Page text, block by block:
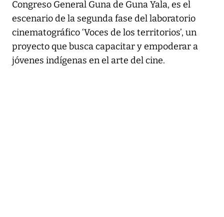
Congreso General Guna de Guna Yala, es el
escenario de la segunda fase del laboratorio
cinematográfico ‘Voces de los territorios’, un
proyecto que busca capacitar y empoderar a
jóvenes indígenas en el arte del cine.